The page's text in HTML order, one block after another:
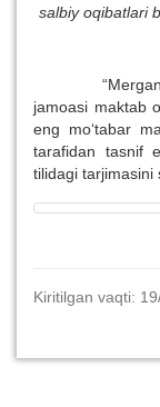
salbiy oqibatlari
“Mergan
jamoasi maktab
eng mo‘tabar
tarafidan tasnif
tilidagi tarjimasini
Kiritilgan vaqti: